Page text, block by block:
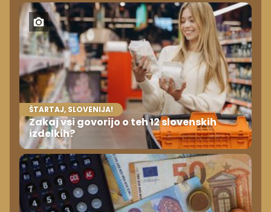
ŠTARTAJ, SLOVENIJA!
Zakaj vsi govorijo o teh 12 slovenskih
izdelkih?